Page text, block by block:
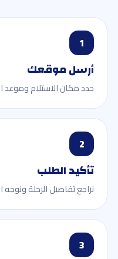
1
أرسل موقعك
حدد مكان الاستلام وموعد
2
تأكيد الطلب
نراجع تفاصيل الرحلة ونوجه
3